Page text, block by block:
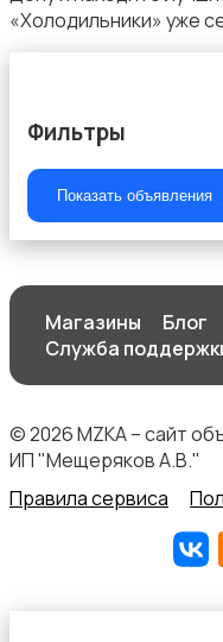
Швейное
«Холодильники» уже
Фильтры
Показать объявления
Магазины Блог
Служба
© 2026 MZKA – сайт
ИП "Мещеряков А.В."
Правила сервиса